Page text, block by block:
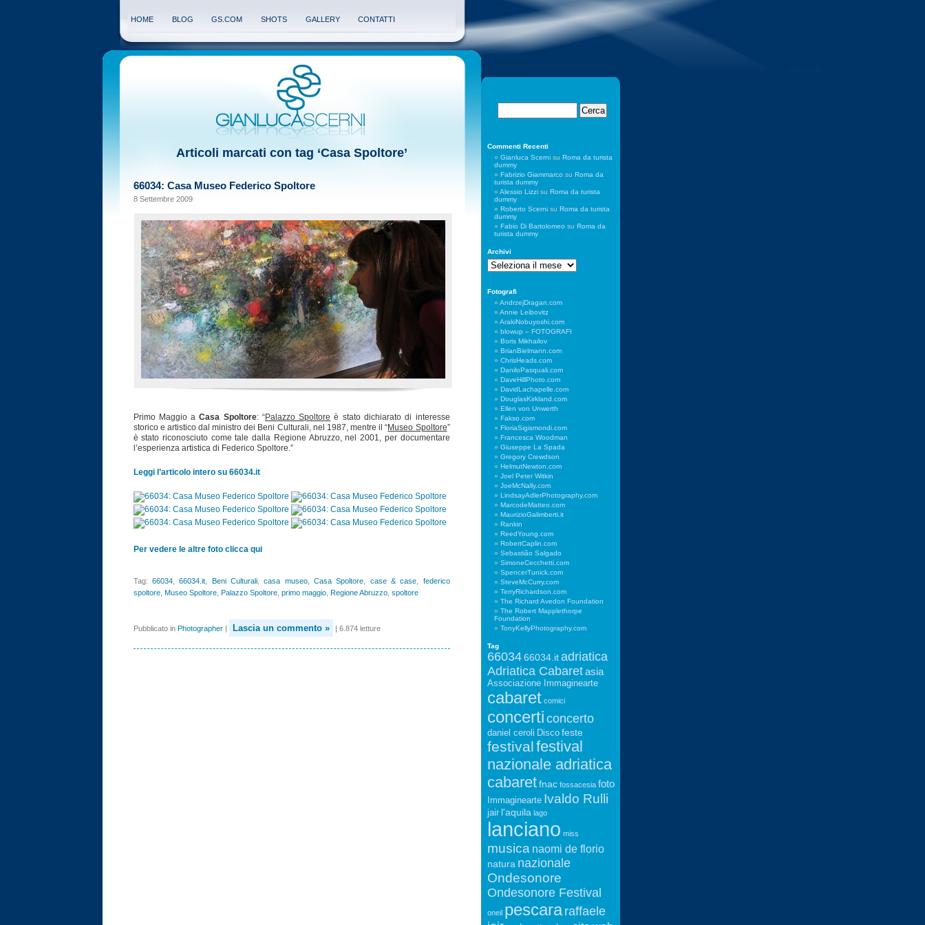
HOME BLOG GS.COM SHOTS GALLERY CONTATTI
Articoli marcati con tag ‘Casa Spoltore’
66034: Casa Museo Federico Spoltore
8 Settembre 2009
Primo Maggio aCasa Spoltore: “Palazzo Spoltore è stato dichiarato di interesse
storico e artistico dal ministro dei Beni Culturali, nel 1987, mentre il “Museo Spoltore”
è stato riconosciuto come tale dalla Regione Abruzzo, nel 2001, per documentare
l’esperienza artistica di Federico Spoltore.”
Leggi l’articolo intero su 66034.it
Per vedere le altre foto clicca qui
Tag: 66034,66034.it Beni Culturali,casa museo, Casa Spoltore case & case
federico
spoltore, Museo Spoltore, Palazzo Spoltore, primo maggio, Regione Abruzzo, spoltore
Pubblicato in Photographer| Lascia un commento » | 6.874 letture
Commenti Recenti
Gianluca Scernisu Roma da turista
dummy
Fabrizio Giammarco su Roma da
turista dummy
Alessio Lizzisu Roma da turista
dummy
Roberto Scernisu Roma da turista
dummy
Fabio Di Bartolomeo su Roma da
turista dummy
Archivi
Archivi
Fotografi
AndrzejDragan.com
Annie Leibovitz
ArakiNobuyoshi.com
blowup – FOTOGRAFI
Boris Mikhailov
BrianBielmann.com
ChrisHeads.com
DaniloPasquali.com
DaveHillPhoto.com
DavidLachapelle.com
DouglasKirkland.com
Ellen von Unwerth
Fakso.com
FloriaSigismondi.com
Francesca Woodman
Giuseppe La Spada
Gregory Crewdson
HelmutNewton.com
Joel Peter Witkin
JoeMcNally.com
LindsayAdlerPhotography.com
MarcodeMatteo.com
MaurizioGalimberti.it
Rankin
ReedYoung.com
RobertCaplin.com
Sebastião Salgado
SimoneCecchetti.com
SpencerTunick.com
SteveMcCurry.com
TerryRichardson.com
The Richard Avedon Foundation
The Robert Mapplethorpe
Foundation
TonyKellyPhotography.com
Tag
66034 66034.it adriatica
Adriatica Cabaret asia
Associazione Immaginearte
cabaret comici
concerti concerto
daniel ceroli Disco feste
festivalfestival
nazionale adriatica
cabaret fnac fossacesia foto
Immaginearte Ivaldo Rulli
jair l'aquila lago
lanciano miss
musica naomi de florio
natura nazionale
Ondesonore
Ondesonore Festival
oneil pescara raffaele